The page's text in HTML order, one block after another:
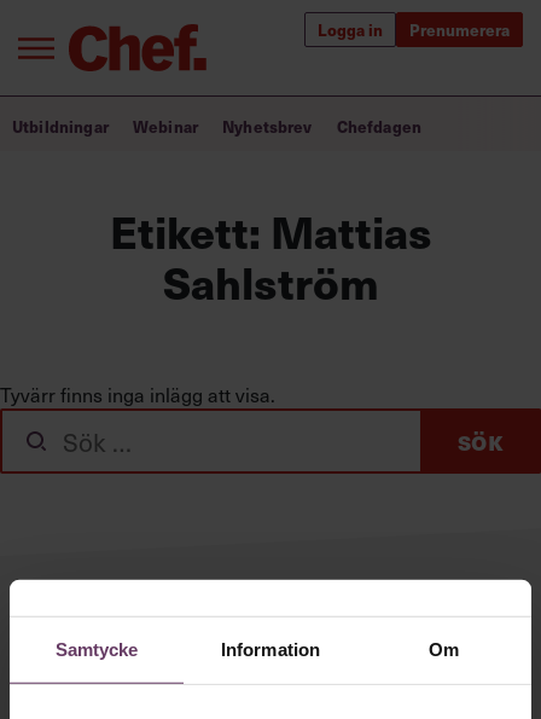
Samtycke Information Om
Logga in Prenumerera
Annonsera
Om oss
personuppgiftsbehandling
Sök
efter:
Bra ledare förändrar världen
Utbildning för ledare
Chefakademin+
Utbildningar Webinar Nyhetsbrev Chefdagen
Etikett: Mattias
Sahlström
Tyvärr finns inga inlägg att visa.
Sök
efter:
Håll dig uppdaterad med våra
nyhetsbrev!